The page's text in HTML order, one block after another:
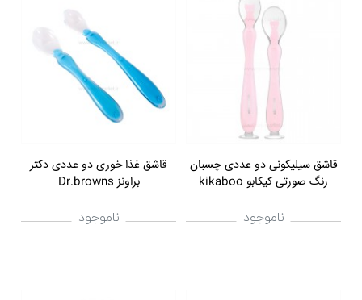
قاشق سیلیکونی دو عددی چسبان
رنگ صورتی کیکابو kikaboo
ناموجود
قاشق غذا خوری دو عددی دکتر
براونز Dr.browns
ناموجود